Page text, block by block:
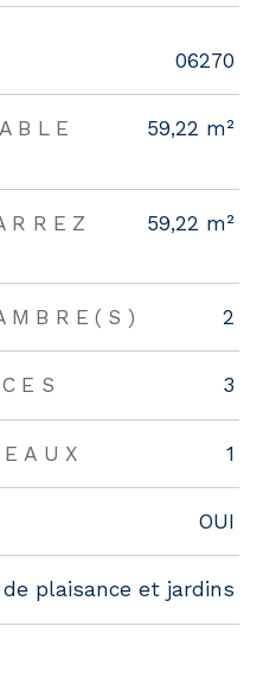
TRAD_ZEPHYR_Valeurs
06270
59,22 m²
59,22 m²
2
3
1
OUI
plaisance et jardins